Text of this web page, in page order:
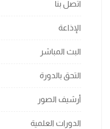
اتصل بنا
الإذاعة
البث المباشر
التحق بالدورة
أرشيف الصور
الدورات العلمية